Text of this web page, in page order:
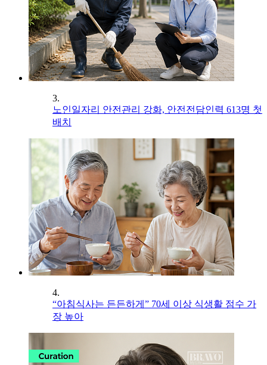
3.
노인일자리 안전관리 강화, 안전전담인력 613명 첫
배치
4.
“아침식사는 든든하게” 70세 이상 식생활 점수 가
장 높아